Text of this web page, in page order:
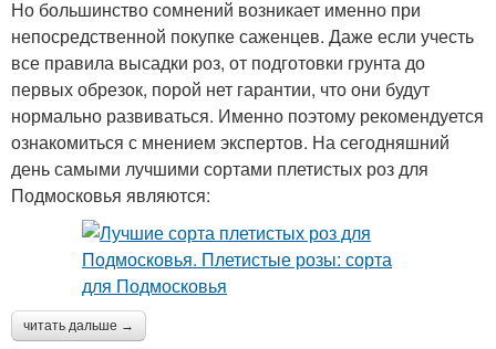
Но большинство сомнений возникает именно при
непосредственной покупке саженцев. Даже если учесть
все правила высадки роз, от подготовки грунта до
первых обрезок, порой нет гарантии, что они будут
нормально развиваться. Именно поэтому рекомендуется
ознакомиться с мнением экспертов. На сегодняшний
день самыми лучшими сортами плетистых роз для
Подмосковья являются:
читать дальше →